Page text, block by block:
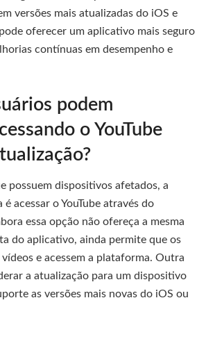
versões mais atualizadas do iOS e
oferecer um aplicativo mais seguro
contínuas em desempenho e
podem
o YouTube
possuem dispositivos afetados, a
acessar o YouTube através do
essa opção não ofereça a mesma
do aplicativo, ainda permite que os
e acessem a plataforma. Outra
a atualização para um dispositivo
as versões mais novas do iOS ou